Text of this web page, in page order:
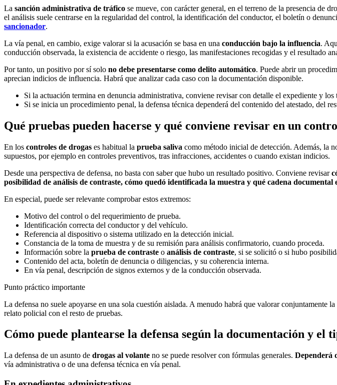
La sanción administrativa de tráfico se mueve, con carácter general, en el terreno de la presencia de
el análisis suele centrarse en la regularidad del control, la identificación del conductor, el boletín o
sancionador.
La vía penal, en cambio, exige valorar si la acusación se basa en una conducción bajo la influencia.
conducción observada, la existencia de accidente o riesgo, las manifestaciones recogidas y el resultado
Por tanto, un positivo por sí solo no debe presentarse como delito automático. Puede abrir un
aprecian indicios de influencia. Habrá que analizar cada caso con la documentación disponible.
Si la actuación termina en denuncia administrativa, conviene revisar con detalle el expediente y los
Si se inicia un procedimiento penal, la defensa técnica dependerá del contenido del atestado, del
Qué pruebas pueden hacerse y qué conviene revisar en un
En los controles de drogas es habitual la prueba saliva como método inicial de detección. Además, la
supuestos, por ejemplo en controles preventivos, tras infracciones, accidentes o cuando existan indicios.
Desde una perspectiva de defensa, no basta con saber que hubo un resultado positivo. Conviene revisar
posibilidad de análisis de contraste, cómo quedó identificada la muestra y qué cadena documental
En especial, puede ser relevante comprobar estos extremos:
Motivo del control o del requerimiento de prueba.
Identificación correcta del conductor y del vehículo.
Referencia al dispositivo o sistema utilizado en la detección inicial.
Constancia de la toma de muestra y de su remisión para análisis confirmatorio, cuando proceda.
Información sobre la prueba de contraste o análisis de contraste, si se solicitó o si hubo
Contenido del acta, boletín de denuncia o diligencias, y su coherencia interna.
En vía penal, descripción de signos externos y de la conducción observada.
Punto práctico importante
La defensa no suele apoyarse en una sola cuestión aislada. A menudo habrá que valorar
relato policial con el resto de pruebas.
Cómo puede plantearse la defensa según la documentación y el
La defensa de un asunto de drogas al volante no se puede resolver con fórmulas generales. Dependerá
vía administrativa o de una defensa técnica en vía penal.